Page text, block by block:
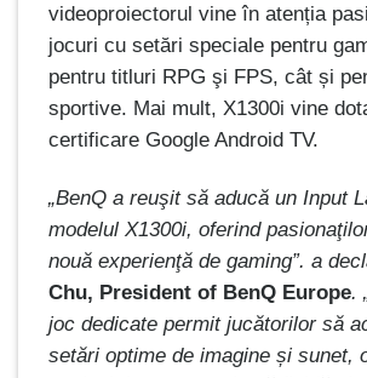
videoproiectorul vine în atenția
jocuri cu setări speciale pentru
pentru titluri RPG şi FPS, cât și
sportive. Mai mult, X1300i vine
certificare Google Android TV.
„BenQ a reuşit să aducă un Input
modelul X1300i, oferind
nouă experienţă de gaming”. a
Chu, President of BenQ Europe.
joc dedicate permit jucătorilor să
setări optime de imagine și sunet,